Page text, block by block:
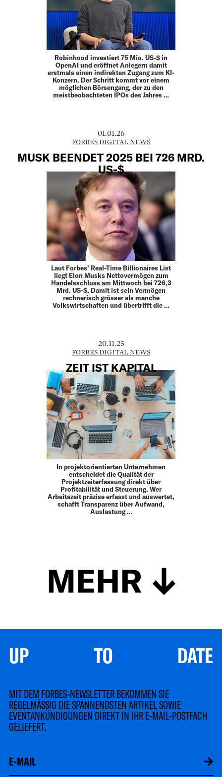
Robinhood investiert 75 Mio. US-$ in
OpenAI und eröffnet Anlegern damit
erstmals einen indirekten Zugang zum KI-
Konzern. Der Schritt kommt vor einem
möglichen Börsengang, der zu den
meistbeobachteten IPOs des Jahres …
01.01.26
FORBES DIGITAL NEWS
MUSK BEENDET 2025 BEI 726 MRD.
US-$
Laut Forbes’ Real-Time Billionaires List
liegt Elon Musks Nettovermögen zum
Handelsschluss am Mittwoch bei 726,3
Mrd. US-$. Damit ist sein Vermögen
rechnerisch grösser als manche
Volkswirtschaften und übertrifft die …
20.11.25
FORBES DIGITAL NEWS
ZEIT IST KAPITAL
In projektorientierten Unternehmen
entscheidet die Qualität der
Projektzeiterfassung direkt über
Profitabilität und Steuerung. Wer
Arbeitszeit präzise erfasst und auswertet,
schafft Transparenz über Aufwand,
Auslastung …
MEHR
UP TO DATE
MIT DEM FORBES-NEWSLETTER BEKOMMEN SIE
REGELMÄSSIG DIE SPANNENDSTEN ARTIKEL SOWIE
EVENTANKÜNDIGUNGEN DIREKT IN IHR E-MAIL-POSTFACH
GELIEFERT.